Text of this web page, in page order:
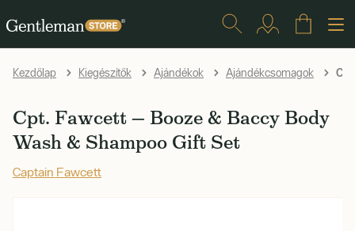
Kezdőlap Kiegészítők Ajándékok Ajándékcsomagok
Cpt. Fawcett — Booze & Baccy Body
Wash & Shampoo Gift Set
Captain Fawcett